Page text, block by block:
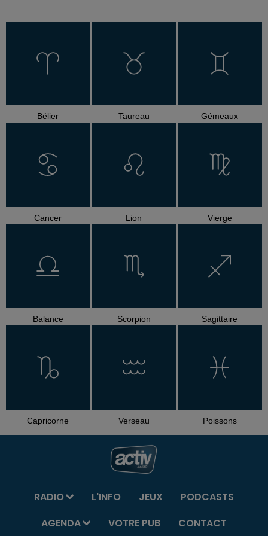
Bélier Taureau Gémeaux
Cancer Lion Vierge
Balance Scorpion Sagittaire
Capricorne Verseau Poissons
RADIO L'INFO JEUX
PODCASTS
AGENDA
VOTRE PUB CONTACT